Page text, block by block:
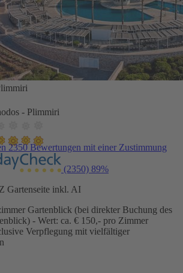
- Plimmiri
2350 Bewertungen mit einer Zustimmung
(2350) 89%
Gartenseite inkl. AI
Gartenblick (bei direkter Buchung des
- Wert: ca. € 150,- pro Zimmer
Verpflegung mit vielfältiger